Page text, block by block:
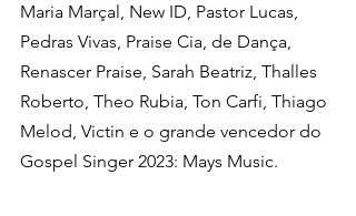
Maria Marçal, New ID, Pastor Lucas,
Pedras Vivas, Praise Cia, de Dança,
Renascer Praise, Sarah Beatriz, Thalles
Roberto, Theo Rubia, Ton Carfi, Thiago
Melod, Victin e o grande vencedor do
Gospel Singer 2023: Mays Music.